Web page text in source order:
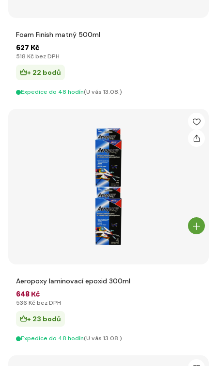
Foam Finish matný 500ml
627 Kč
518 Kč bez DPH
+ 22 bodů
Expedice do 48 hodín(U vás 13.08.)
Aeropoxy laminovací epoxid 300ml
648 Kč
536 Kč bez DPH
+ 23 bodů
Expedice do 48 hodín(U vás 13.08.)